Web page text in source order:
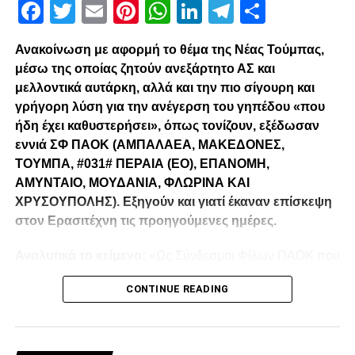
Facebook
Twitter
EmailPinterest
WhatsApp
LinkedIn
Telegram
Ανακοίνωση με αφορμή το θέμα της Νέας Τούμπας,
μέσω της οποίας ζητούν ανεξάρτητο ΑΣ και
μελλοντικά αυτάρκη, αλλά και την πιο σίγουρη και
γρήγορη λύση για την ανέγερση του γηπέδου «που
ήδη έχει καθυστερήσει», όπως τονίζουν, εξέδωσαν
εννιά ΣΦ ΠΑΟΚ (ΑΜΠΑΛΑΕΑ, ΜΑΚΕΔΟΝΕΣ,
ΤΟΥΜΠΑ, #031# ΠΕΡΑΙΑ (ΕΟ), ΕΠΑΝΟΜΗ,
ΑΜΥΝΤΑΙΟ, ΜΟΥΔΑΝΙΑ, ΦΛΩΡΙΝΑ ΚΑΙ
ΧΡΥΣΟΥΠΟΛΗΣ). Εξηγούν και γιατί έκαναν επίσκεψη
στον Ερασιτέχνη τις προηγούμενες ημέρες.
λειτουργούμε καθημερινά με γνώμωνα το καλό του
Δικεφάλου και μόνο, αισθανόμαστε την ανάγκη να
όψη των 100 ετών τα διοικητικά εσωπροβλήματα του
οργανισμού δεν φαίνεται να καταλαγιάζουν (κάθε άλλο
CONTINUE READING